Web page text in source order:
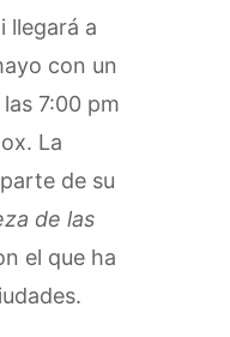
llegará a
con un
7:00 pm
La
de su
de las
el que ha